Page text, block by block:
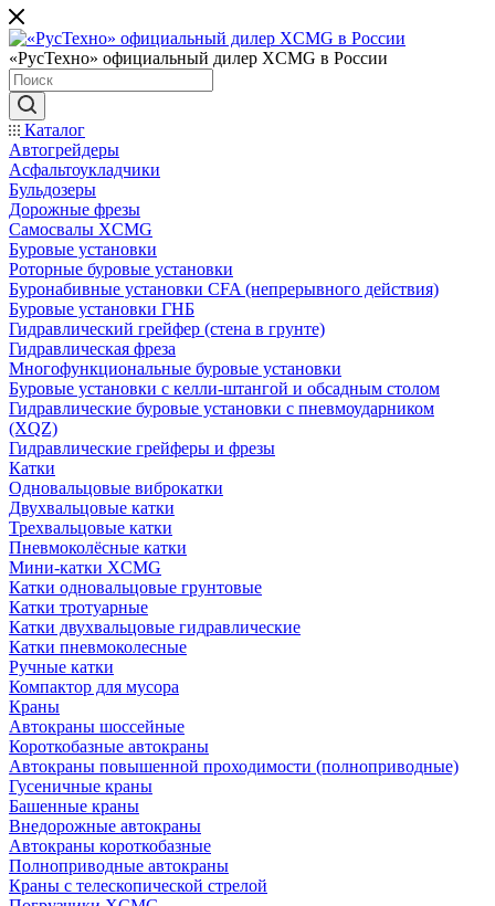
«РусТехно» официальный дилер XCMG в России
Каталог
Автогрейдеры
Асфальтоукладчики
Бульдозеры
Дорожные фрезы
Самосвалы XCMG
Буровые установки
Роторные буровые установки
Буронабивные установки CFA (непрерывного действия)
Буровые установки ГНБ
Гидравлический грейфер (стена в грунте)
Гидравлическая фреза
Многофункциональные буровые установки
Буровые установки с келли-штангой и обсадным столом
Гидравлические буровые установки с пневмоударником
(XQZ)
Гидравлические грейферы и фрезы
Катки
Одновальцовые виброкатки
Двухвальцовые катки
Трехвальцовые катки
Пневмоколёсные катки
Мини-катки XCMG
Катки одновальцовые грунтовые
Катки тротуарные
Катки двухвальцовые гидравлические
Катки пневмоколесные
Ручные катки
Компактор для мусора
Краны
Автокраны шоссейные
Короткобазные автокраны
Автокраны повышенной проходимости (полноприводные)
Гусеничные краны
Башенные краны
Внедорожные автокраны
Автокраны короткобазные
Полноприводные автокраны
Краны с телескопической стрелой